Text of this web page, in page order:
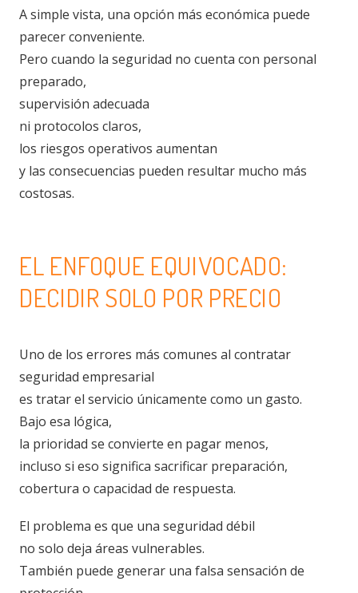
A simple vista, una opción más económica puede
parecer conveniente.
Pero cuando la seguridad no cuenta con personal
preparado,
supervisión adecuada
ni protocolos claros,
los riesgos operativos aumentan
y las consecuencias pueden resultar mucho más
costosas.
EL ENFOQUE EQUIVOCADO:
DECIDIR SOLO POR PRECIO
Uno de los errores más comunes al contratar
seguridad empresarial
es tratar el servicio únicamente como un gasto.
Bajo esa lógica,
la prioridad se convierte en pagar menos,
incluso si eso significa sacrificar preparación,
cobertura o capacidad de respuesta.
El problema es que una seguridad débil
no solo deja áreas vulnerables.
También puede generar una falsa sensación de